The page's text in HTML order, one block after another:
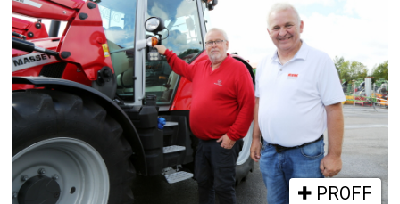
PROFF